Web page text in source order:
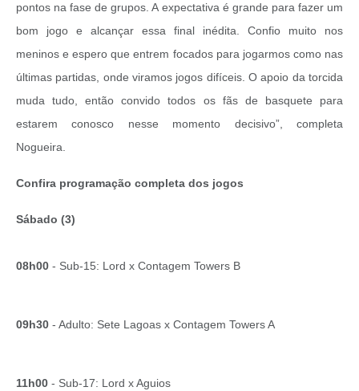
pontos na fase de grupos. A expectativa é grande para fazer um
bom jogo e alcançar essa final inédita. Confio muito nos
meninos e espero que entrem focados para jogarmos como nas
últimas partidas, onde viramos jogos difíceis. O apoio da torcida
muda tudo, então convido todos os fãs de basquete para
estarem conosco nesse momento decisivo”, completa
Nogueira.
Confira programação completa dos jogos
Sábado (3)
08h00 - Sub-15: Lord x Contagem Towers B
09h30 - Adulto: Sete Lagoas x Contagem Towers A
11h00 - Sub-17: Lord x Aguios